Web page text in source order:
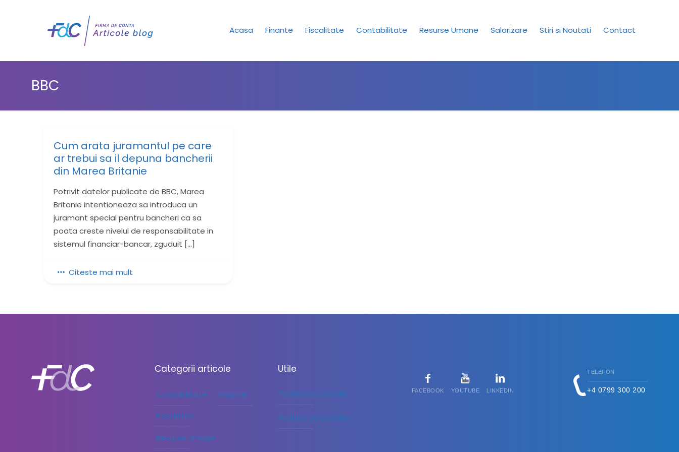
Acasa Finante Fiscalitate Contabilitate Resurse Umane Salarizare Stiri si Noutati Contact
BBC
Cum arata juramantul pe care
ar trebui sa il depuna bancherii
din Marea Britanie
Potrivit datelor publicate de BBC, Marea
Britanie intentioneaza sa introduca un
juramant special pentru bancheri ca sa
poata creste nivelul de responsabilitate in
sistemul financiar-bancar, zguduit […]
Citeste mai mult
Categorii articole
Contabilitate Finante
Fiscalitate
Resurse Umane
Utile
Termeni si conditii
Politica de cookies
FACEBOOK YOUTUBE LINKEDIN
TELEFON
+4 0799 300 200